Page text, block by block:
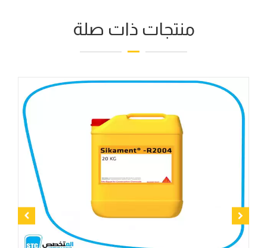
منتجات ذات صلة